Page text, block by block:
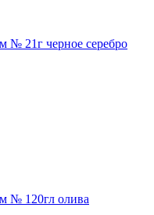
21г черное серебро
№ 120гл олива